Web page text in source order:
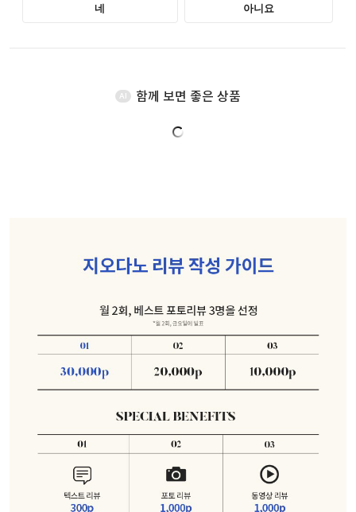
AI 함께 보면 좋은 상품